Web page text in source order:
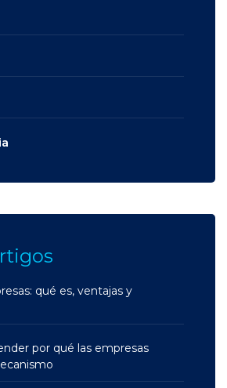
qué es, ventajas y
por qué las empresas